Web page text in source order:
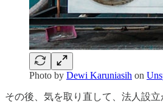
Photo by Dewi Karuniasih on
その後、気を取り直して、法人設